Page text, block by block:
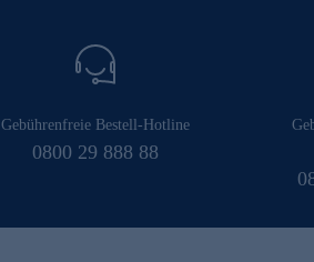
Gebührenfreie Bestell-Hotline
0800 29 888 88